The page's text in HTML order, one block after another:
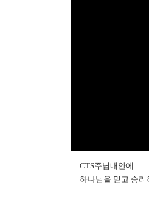
CTS주님내안에
하나님을 믿고 승